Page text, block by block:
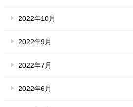
2022年10月
2022年9月
2022年7月
2022年6月